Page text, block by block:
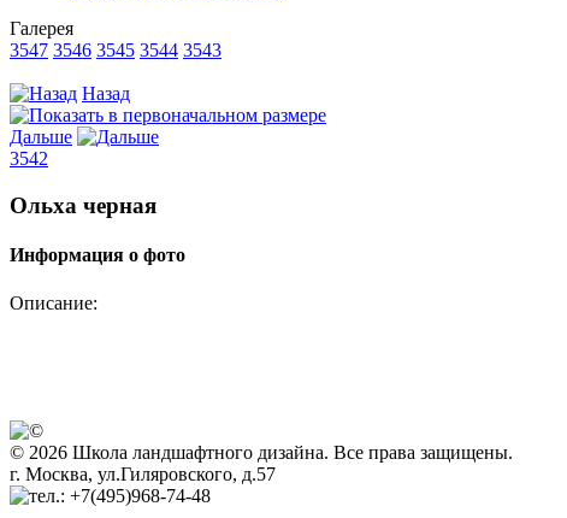
Галерея
3547 3546 3545 3544 3543
Назад
Дальше
3542
Ольха черная
Информация о фото
Описание:
© 2026 Школа ландшафтного дизайна. Все права защищены.
г. Москва, ул.Гиляровского, д.57
+7(495)968-74-48